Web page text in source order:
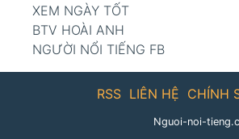
XEM NGÀY TỐT
BTV HOÀI ANH
NGƯỜI NỔI TIẾNG FB
CHÍNH
LIÊN HỆ
RSS
Nguoi-noi-